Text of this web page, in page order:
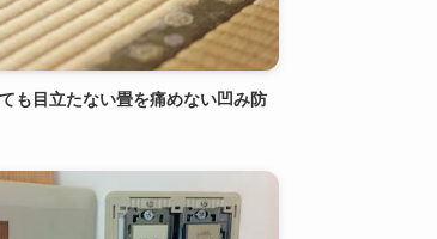
も目立たない畳を痛めない凹み防